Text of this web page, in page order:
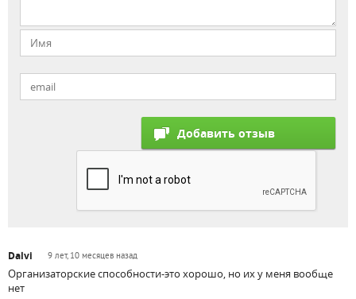
Dalvi 9 лет, 10 месяцев назад
Организаторские способности-это хорошо, но их у меня вообще
нет